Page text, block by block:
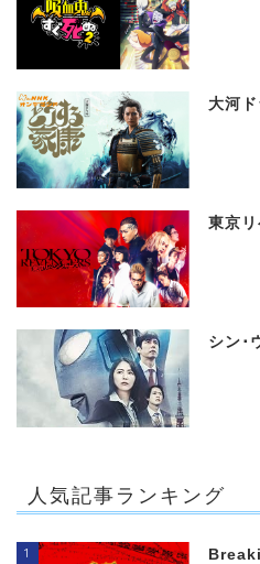
大河
東京リ
シン･
人気記事ランキング
1